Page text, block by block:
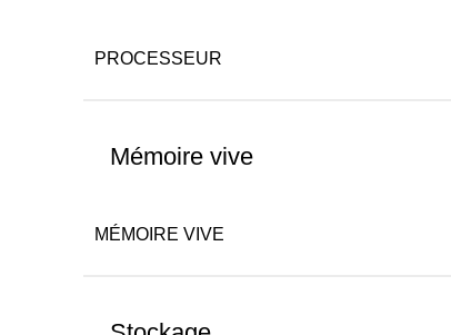
PROCESSEUR
Mémoire vive
MÉMOIRE VIVE